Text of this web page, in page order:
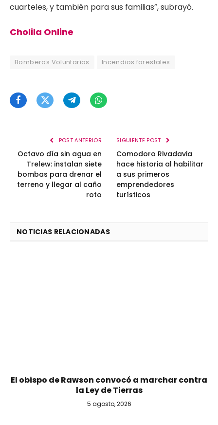
cuarteles, y también para sus familias”, subrayó.
Cholila Online
Bomberos Voluntarios Incendios forestales
FacebookTwitterTelegramWhatsApp
POST ANTERIOR
Octavo día sin agua en
Trelew: instalan siete
bombas para drenar el
terreno y llegar al caño
roto
SIGUIENTE POST
Comodoro Rivadavia
hace historia al habilitar
a sus primeros
emprendedores
turísticos
NOTICIAS RELACIONADAS
El obispo de Rawson convocó a marchar contra
la Ley de Tierras
5 agosto, 2026